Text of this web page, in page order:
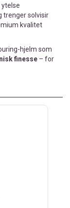
trenger solvisir
kvalitet
hjelm som
finesse – for